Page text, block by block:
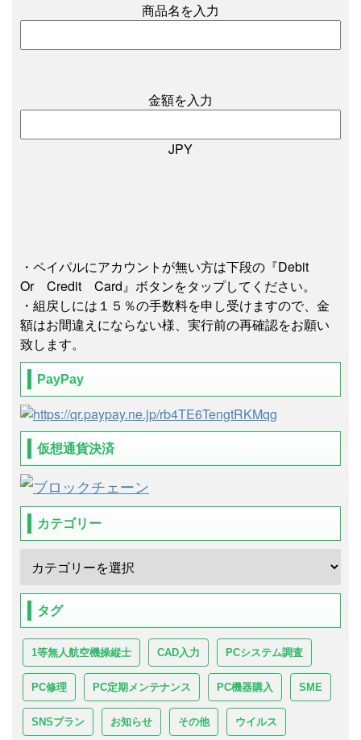
商品名を入力
金額を入力
JPY
・ペイパルにアカウントが無い方は下段の『Debit
Or Credit Card』ボタンをタップしてください。
・組戻しには１５％の手数料を申し受けますので、金
額はお間違えにならない様、実行前の再確認をお願い
致します。
PayPay
仮想通貨決済
カテゴリー
タグ
1等無人航空機操縦士 CAD入力 PCシステム調査
PC修理 PC定期メンテナンス PC機器購入 SME
SNSプラン お知らせ その他 ウイルス